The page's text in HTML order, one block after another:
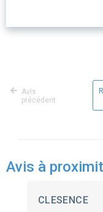
Avis
précédent
Avis à
CLESENCE